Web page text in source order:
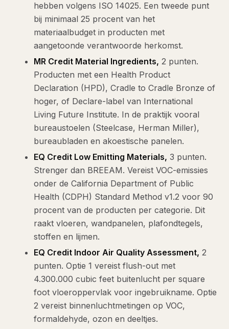
hebben volgens ISO 14025. Een tweede punt
bij minimaal 25 procent van het
materiaalbudget in producten met
aangetoonde verantwoorde herkomst.
MR Credit Material Ingredients, 2 punten.
Producten met een Health Product
Declaration (HPD), Cradle to Cradle Bronze of
hoger, of Declare-label van International
Living Future Institute. In de praktijk vooral
bureaustoelen (Steelcase, Herman Miller),
bureaubladen en akoestische panelen.
EQ Credit Low Emitting Materials, 3 punten.
Strenger dan BREEAM. Vereist VOC-emissies
onder de California Department of Public
Health (CDPH) Standard Method v1.2 voor 90
procent van de producten per categorie. Dit
raakt vloeren, wandpanelen, plafondtegels,
stoffen en lijmen.
EQ Credit Indoor Air Quality Assessment, 2
punten. Optie 1 vereist flush-out met
4.300.000 cubic feet buitenlucht per square
foot vloeroppervlak voor ingebruikname. Optie
2 vereist binnenluchtmetingen op VOC,
formaldehyde, ozon en deeltjes.